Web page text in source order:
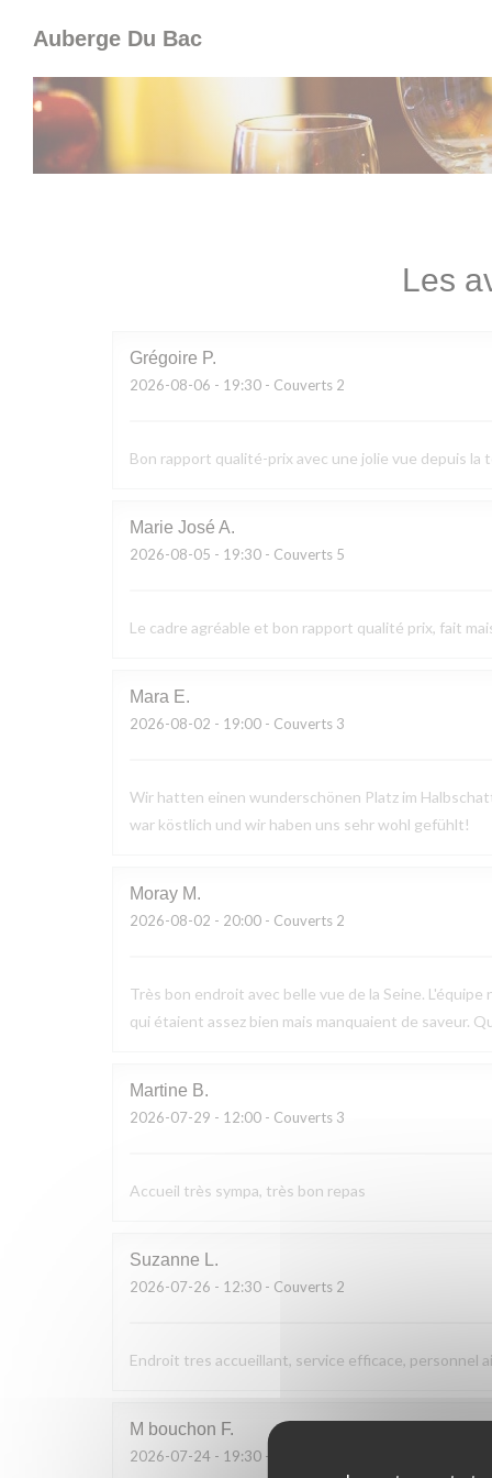
Auberge Du Bac
Les
Grégoire P
2026-08-06 - 19:30 - Couverts 2
Bon rapport qualité-prix avec une jolie vue depuis la
Marie José A
2026-08-05 - 19:30 - Couverts 5
Le cadre agréable et bon rapport qualité prix, fait
Mara E
2026-08-02 - 19:00 - Couverts 3
Wir hatten einen wunderschönen Platz im
war köstlich und wir haben uns sehr wohl gefühlt!
Moray M
2026-08-02 - 20:00 - Couverts 2
Très bon endroit avec belle vue de la Seine.
qui étaient assez bien mais manquaient de saveur.
Martine B
2026-07-29 - 12:00 - Couverts 3
Accueil très sympa, très bon repas
Suzanne L
2026-07-26 - 12:30 - Couverts 2
Endroit tres accueillant, service efficace, personnel
M bouchon F
2026-07-24 - 19:30 - Couverts 2